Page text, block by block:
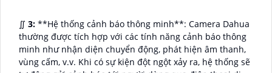
∬ 3: **Hệ thống cảnh báo thông minh**: Camera Dahua
thường được tích hợp với các tính năng cảnh báo thông
minh như nhận diện chuyển động, phát hiện âm thanh,
vùng cấm, v.v. Khi có sự kiện đột ngột xảy ra, hệ thống sẽ